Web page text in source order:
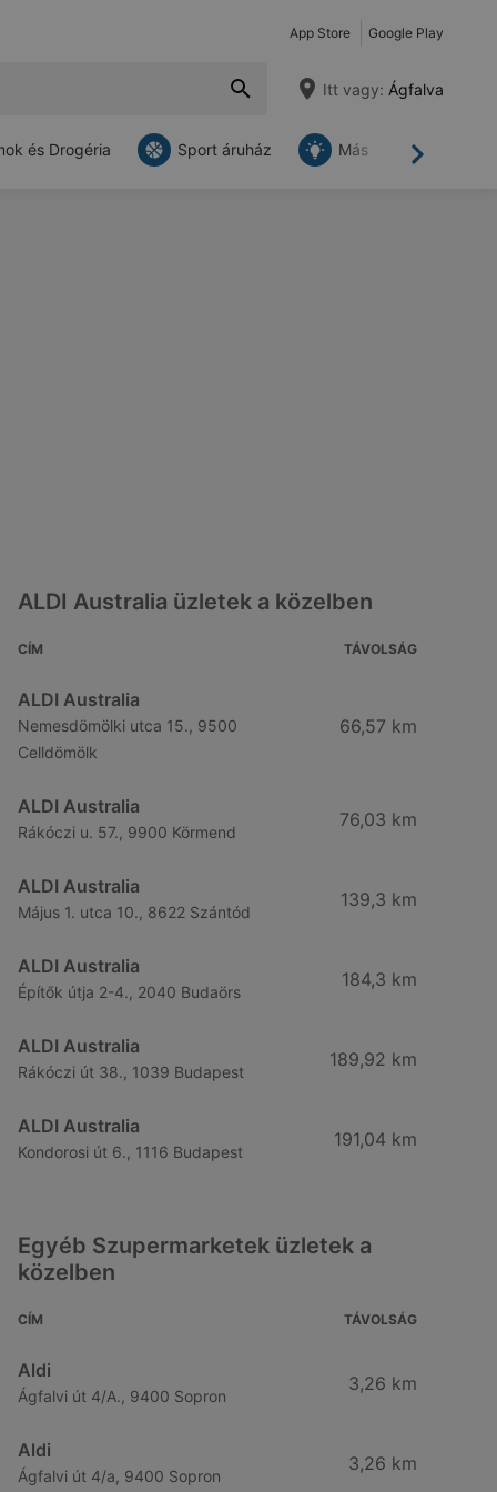
App Store Google Play
Itt vagy: Ágfalva
Tovább
és Drogéria Sport áruház Más
ALDI Australia üzletek a közelben
CÍM TÁVOLSÁG
ALDI Australia
Nemesdömölki utca 15., 9500
Celldömölk
66,57 km
ALDI Australia
Rákóczi u. 57., 9900 Körmend
76,03 km
ALDI Australia
Május 1. utca 10., 8622 Szántód
139,3 km
ALDI Australia
Építők útja 2-4., 2040 Budaörs
184,3 km
ALDI Australia
Rákóczi út 38., 1039 Budapest
189,92 km
ALDI Australia
Kondorosi út 6., 1116 Budapest
191,04 km
Egyéb Szupermarketek üzletek a
közelben
CÍM TÁVOLSÁG
Aldi
Ágfalvi út 4/A., 9400 Sopron
3,26 km
Aldi
Ágfalvi út 4/a, 9400 Sopron
3,26 km